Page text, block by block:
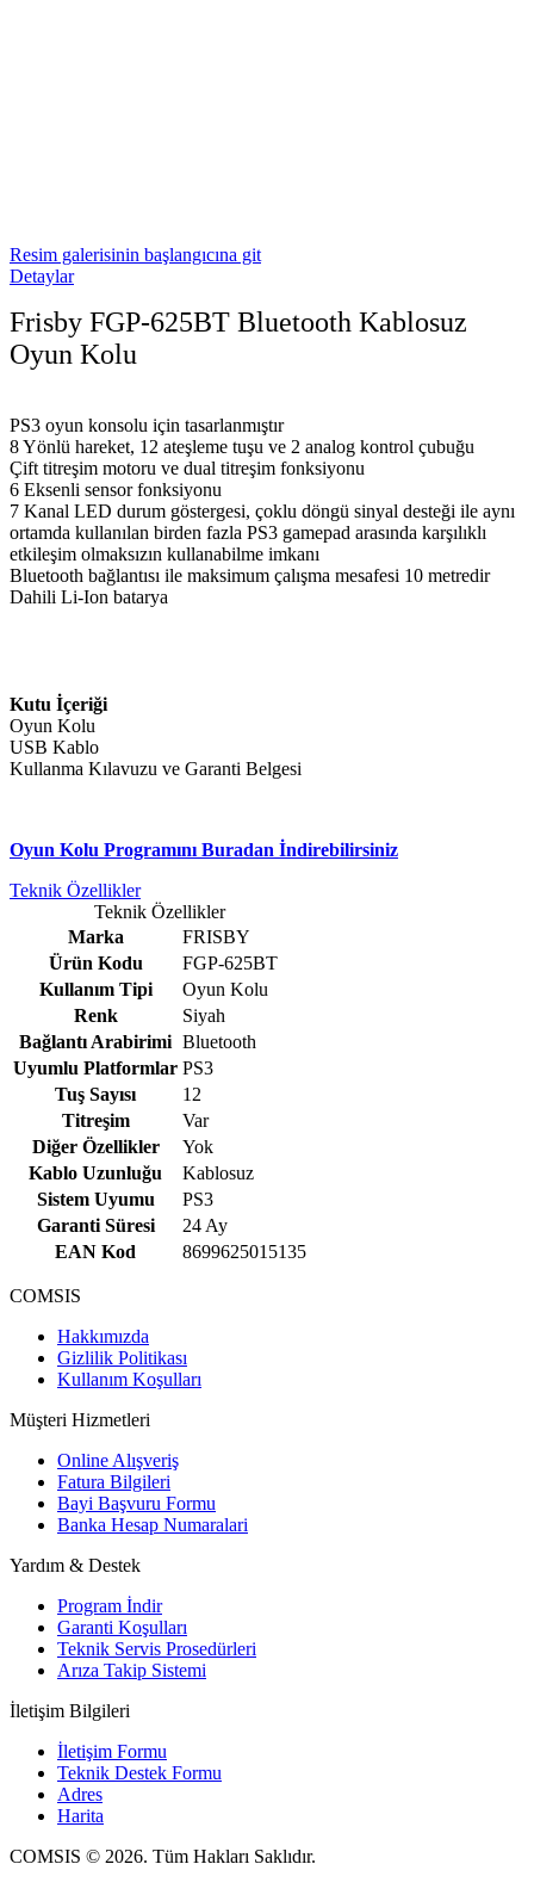
Resim galerisinin başlangıcına git
Detaylar
Frisby FGP-625BT Bluetooth Kablosuz
Oyun Kolu
PS3 oyun konsolu için tasarlanmıştır
8 Yönlü hareket, 12 ateşleme tuşu ve 2 analog kontrol çubuğu
Çift titreşim motoru ve dual titreşim fonksiyonu
6 Eksenli sensor fonksiyonu
7 Kanal LED durum göstergesi, çoklu döngü sinyal desteği ile aynı
ortamda kullanılan birden fazla PS3 gamepad arasında karşılıklı
etkileşim olmaksızın kullanabilme imkanı
Bluetooth bağlantısı ile maksimum çalışma mesafesi 10 metredir
Dahili Li-Ion batarya
Kutu İçeriği
Oyun Kolu
USB Kablo
Kullanma Kılavuzu ve Garanti Belgesi
Oyun Kolu Programını Buradan İndirebilirsiniz
Teknik Özellikler
Teknik Özellikler
Marka
FRISBY
Ürün Kodu
FGP-625BT
Kullanım Tipi
Oyun Kolu
Renk
Siyah
Bağlantı Arabirimi Bluetooth
Uyumlu Platformlar PS3
Tuş Sayısı
12
Titreşim
Var
Diğer Özellikler
Yok
Kablo Uzunluğu
Kablosuz
Sistem Uyumu
PS3
Garanti Süresi
24 Ay
EAN Kod
8699625015135
COMSIS
Hakkımızda
Gizlilik Politikası
Kullanım Koşulları
Müşteri Hizmetleri
Online Alışveriş
Fatura Bilgileri
Bayi Başvuru Formu
Banka Hesap Numaralari
Yardım & Destek
Program İndir
Garanti Koşulları
Teknik Servis Prosedürleri
Arıza Takip Sistemi
İletişim Bilgileri
İletişim Formu
Teknik Destek Formu
Adres
Harita
COMSIS © 2026. Tüm Hakları Saklıdır.